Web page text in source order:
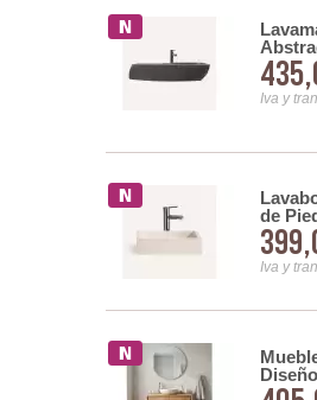
Serie
Iva y
de
Crema
Iva y